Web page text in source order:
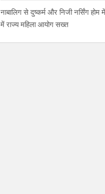
नाबालिग से दुष्कर्म और निजी नर्सिंग
में राज्य महिला आयोग सख्त